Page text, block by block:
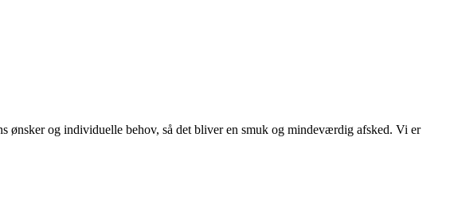
ønsker og individuelle behov, så det bliver en smuk og mindeværdig afsked. Vi er